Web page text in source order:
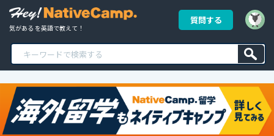
気がある を英語で教えて！
質問する